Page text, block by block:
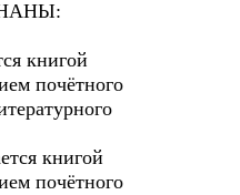
книгой
почётного
книгой
почётного